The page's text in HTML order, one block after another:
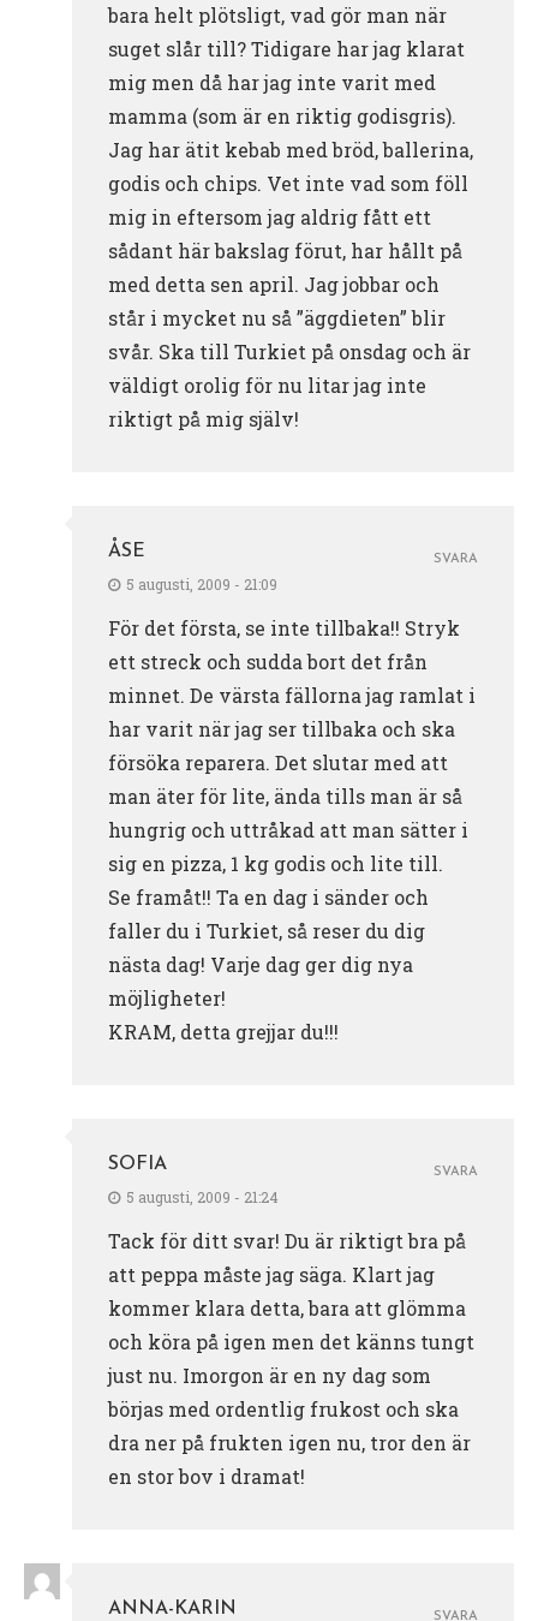
bara helt plötsligt, vad gör man när
suget slår till? Tidigare har jag klarat
mig men då har jag inte varit med
mamma (som är en riktig godisgris).
Jag har ätit kebab med bröd, ballerina,
godis och chips. Vet inte vad som föll
mig in eftersom jag aldrig fått ett
sådant här bakslag förut, har hållt på
med detta sen april. Jag jobbar och
står i mycket nu så ”äggdieten” blir
svår. Ska till Turkiet på onsdag och är
väldigt orolig för nu litar jag inte
riktigt på mig själv!
ÅSE
5 augusti, 2009 - 21:09
För det första, se inte tillbaka!! Stryk
ett streck och sudda bort det från
minnet. De värsta fällorna jag ramlat i
har varit när jag ser tillbaka och ska
försöka reparera. Det slutar med att
man äter för lite, ända tills man är så
hungrig och uttråkad att man sätter i
sig en pizza, 1 kg godis och lite till.
Se framåt!! Ta en dag i sänder och
faller du i Turkiet, så reser du dig
nästa dag! Varje dag ger dig nya
möjligheter!
KRAM, detta grejjar du!!!
SVARA
SOFIA
5 augusti, 2009 - 21:24
Tack för ditt svar! Du är riktigt bra på
att peppa måste jag säga. Klart jag
kommer klara detta, bara att glömma
och köra på igen men det känns tungt
just nu. Imorgon är en ny dag som
börjas med ordentlig frukost och ska
dra ner på frukten igen nu, tror den är
en stor bov i dramat!
SVARA
ANNA-KARIN SVARA